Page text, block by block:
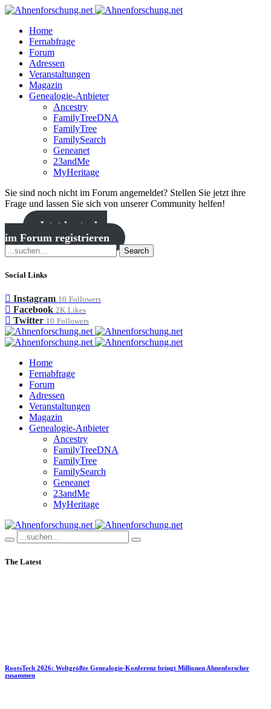
Home
Fernabfrage
Forum
Adressen
Veranstaltungen
Magazin
Genealogie-Anbieter
Ancestry
FamilyTreeDNA
FamilyTree
FamilySearch
Geneanet
23andMe
MyHeritage
Sie sind noch nicht im Forum angemeldet? Stellen Sie jetzt ihre
Frage und lassen Sie sich von unserer Community helfen!
Jetzt kostenlos
im Forum registrieren
Search
Social Links
Instagram 10 Followers
Facebook 2K Likes
Twitter 10 Followers
Home
Fernabfrage
Forum
Adressen
Veranstaltungen
Magazin
Genealogie-Anbieter
Ancestry
FamilyTreeDNA
FamilyTree
FamilySearch
Geneanet
23andMe
MyHeritage
The Latest
RootsTech 2026: Weltgrößte Genealogie-Konferenz bringt Millionen Ahnenforscher
zusammen